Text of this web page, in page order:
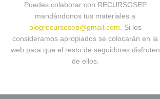
Puedes colaborar con RECURSOSEP
mandándonos tus materiales a
blogrecursosep@gmail.com . Si los
consideramos apropiados se colocarán en la
web para que el resto de seguidores disfruten
de ellos.